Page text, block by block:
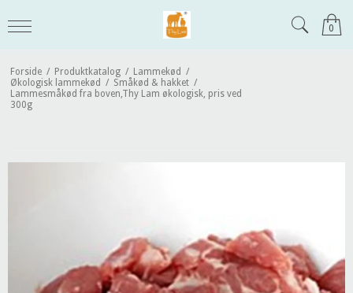
0
Forside / Produktkatalog / Lammekød /
Økologisk lammekød / Småkød & hakket /
Lammesmåkød fra boven,Thy Lam økologisk, pris ved
300g